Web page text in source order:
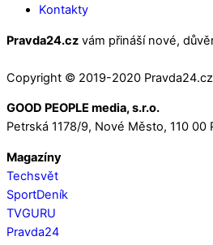
Kontakty
Pravda24.cz vám přináší nové,
Copyright © 2019-2020 Pravda24.cz
GOOD PEOPLE media, s.r.o.
Petrská 1178/9, Nové Město, 110 00
Magazíny
Techsvět
SportDeník
TVGURU
Pravda24